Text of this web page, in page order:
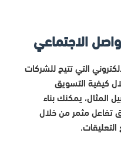
الاجتماعي
التي تتيح للشركات
كيفية التسويق
المثال، يمكنك بناء
تفاعل مثمر من خلال